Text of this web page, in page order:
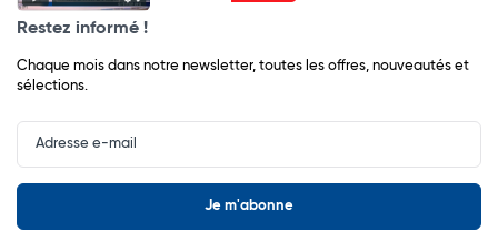
Restez informé !
Chaque mois dans notre newsletter, toutes les offres, nouveautés et
sélections.
Input
Newsletter